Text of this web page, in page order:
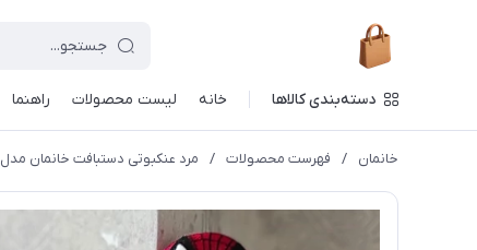
دسته‌بندی کالاها خانه لیست محصولات راهنما
خانمان / فهرست محصولات / مرد عنکبوتی دستبافت خانمان مدل 373342